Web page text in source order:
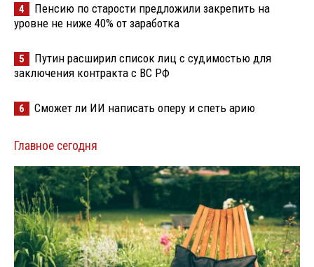
4
Пенсию по старости предложили закрепить на
уровне не ниже 40% от заработка
5
Путин расширил список лиц с судимостью для
заключения контракта с ВС РФ
6 Сможет ли ИИ написать оперу и спеть арию
Главное сегодня